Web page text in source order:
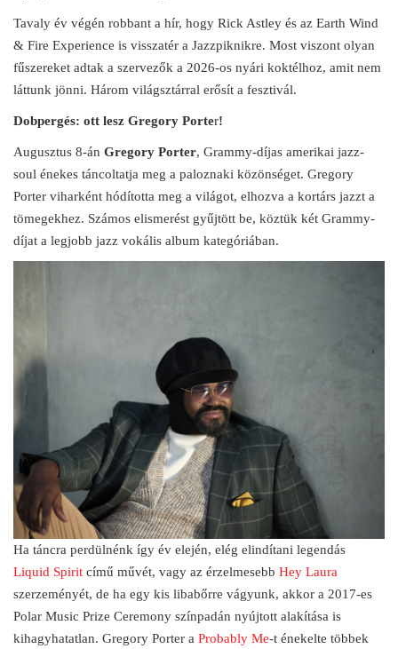
Tavaly év végén robbant a hír, hogy Rick Astley és az Earth Wind
& Fire Experience is visszatér a Jazzpiknikre. Most viszont olyan
fűszereket adtak a szervezők a 2026-os nyári koktélhoz, amit nem
láttunk jönni. Három világsztárral erősít a fesztivál.
Dobpergés: ott lesz Gregory Porter!
Augusztus 8-án Gregory Porter, Grammy-díjas amerikai jazz-
soul énekes táncoltatja meg a paloznaki közönséget. Gregory
Porter viharként hódította meg a világot, elhozva a kortárs jazzt a
tömegekhez. Számos elismerést gyűjtött be, köztük két Grammy-
díjat a legjobb jazz vokális album kategóriában.
Ha táncra perdülnénk így év elején, elég elindítani legendás
Liquid Spirit című művét, vagy az érzelmesebb Hey Laura
szerzeményét, de ha egy kis libabőrre vágyunk, akkor a 2017-es
Polar Music Prize Ceremony színpadán nyújtott alakítása is
kihagyhatatlan. Gregory Porter a Probably Me-t énekelte többek